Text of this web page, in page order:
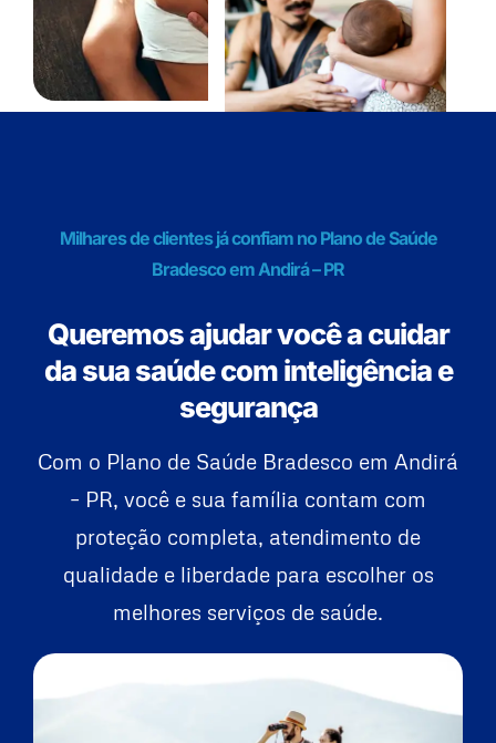
Milhares de clientes já confiam no Plano de Saúde
Bradesco em Andirá – PR
Queremos ajudar você a cuidar
da sua saúde com inteligência e
segurança
Com o Plano de Saúde Bradesco em Andirá
– PR, você e sua família contam com
proteção completa, atendimento de
qualidade e liberdade para escolher os
melhores serviços de saúde.